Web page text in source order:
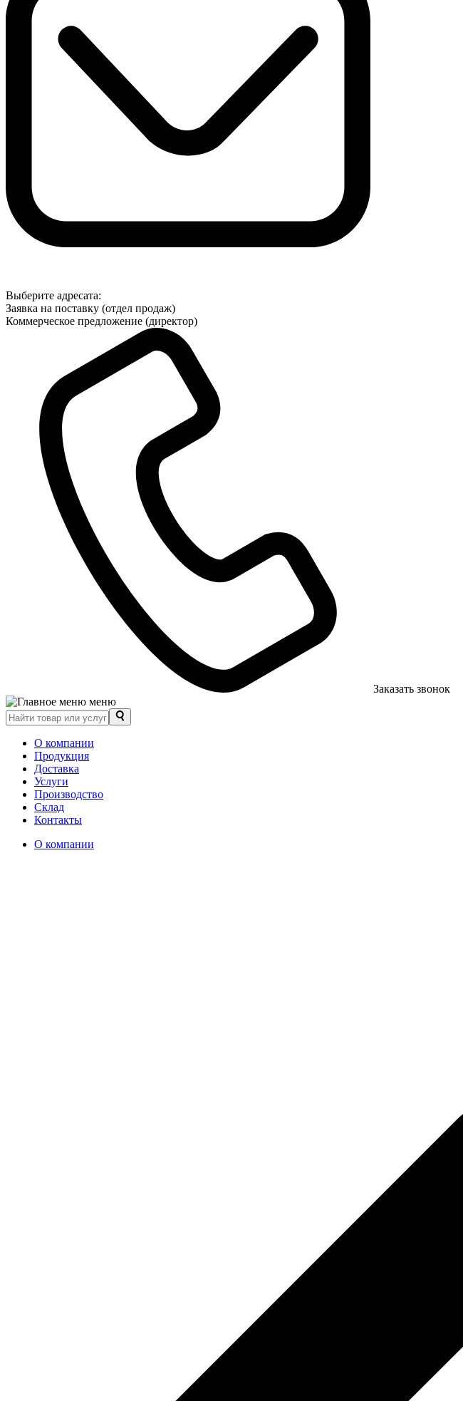
Выберите адресата:
Заявка на поставку (отдел продаж)
Коммерческое предложение (директор)
Заказать звонок
меню
О компании
Продукция
Доставка
Услуги
Производство
Склад
Контакты
О компании